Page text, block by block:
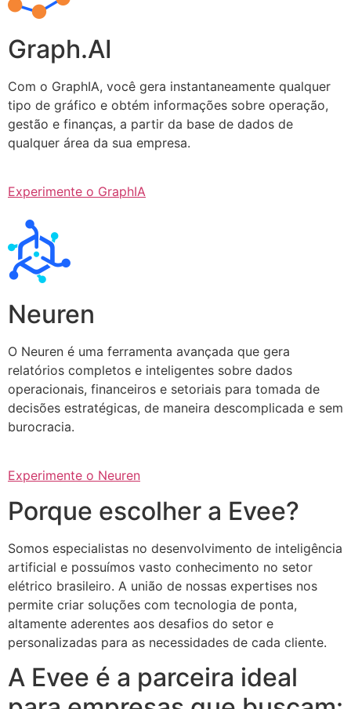
Graph.AI
Com o GraphIA, você gera instantaneamente qualquer
tipo de gráfico e obtém informações sobre operação,
gestão e finanças, a partir da base de dados de
qualquer área da sua empresa.
Experimente o GraphIA
Neuren
O Neuren é uma ferramenta avançada que gera
relatórios completos e inteligentes sobre dados
operacionais, financeiros e setoriais para tomada de
decisões estratégicas, de maneira descomplicada e sem
burocracia.
Experimente o Neuren
Porque escolher a Evee?
Somos especialistas no desenvolvimento de inteligência
artificial e possuímos vasto conhecimento no setor
elétrico brasileiro. A união de nossas expertises nos
permite criar soluções com tecnologia de ponta,
altamente aderentes aos desafios do setor e
personalizadas para as necessidades de cada cliente.
A Evee é a parceira ideal